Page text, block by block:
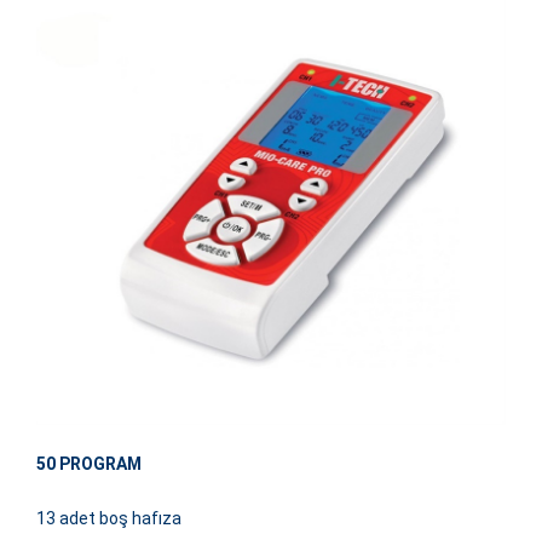
50 PROGRAM
13 adet boş hafıza